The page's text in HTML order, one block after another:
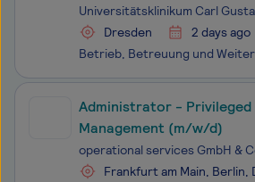
Informatik
Universitätsklinikum Carl
Dresden
2 days ago
Administrator - Privileged
Management (m/w/d)
operational services GmbH &
Frankfurt am Main, Berlin,